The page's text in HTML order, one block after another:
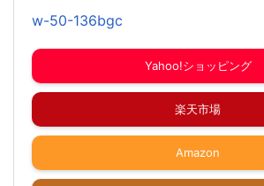
w-50-136bgc
Yahoo!ショッピング
楽天市場
Amazon